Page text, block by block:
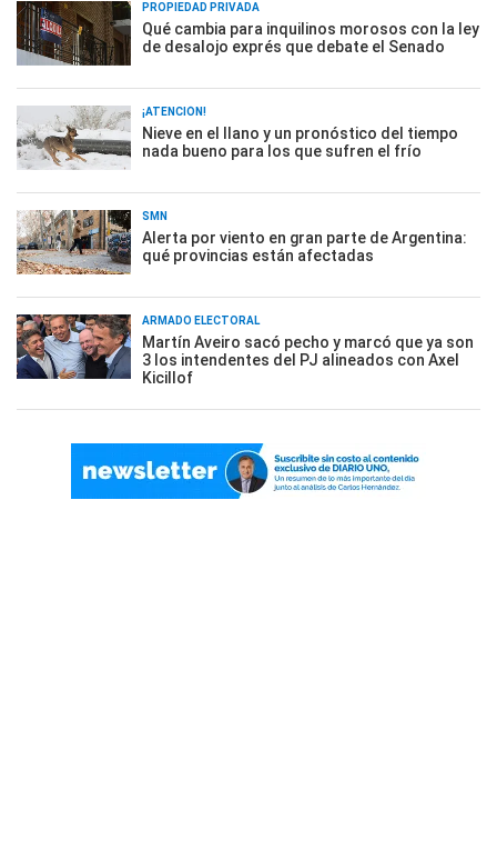
PROPIEDAD PRIVADA
Qué cambia para inquilinos morosos con la ley
de desalojo exprés que debate el Senado
¡ATENCIÓN!
Nieve en el llano y un pronóstico del tiempo
nada bueno para los que sufren el frío
SMN
Alerta por viento en gran parte de Argentina:
qué provincias están afectadas
ARMADO ELECTORAL
Martín Aveiro sacó pecho y marcó que ya son
3 los intendentes del PJ alineados con Axel
Kicillof